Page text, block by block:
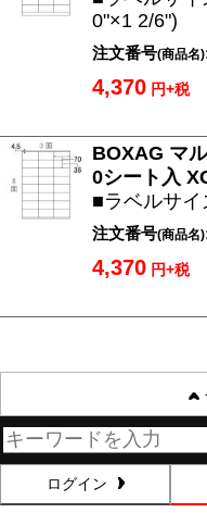
0"×1 2/6")
注文番号(商品名)
4,370 円+税
BOXAG マ
0シート入
■ラベルサ
注文番号(商品名)
4,370 円+税
ログイン